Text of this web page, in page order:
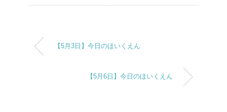
【5月3日】今日のほいくえん
【5月6日】今日のほいくえん